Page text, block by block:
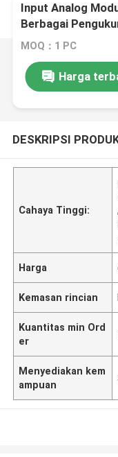
Input Analog
Berbagai
MOQ：1 PC
Harga
DESKRIPSI
Cahaya Tinggi:
,
Harga
Kemasan rincian
Kuantitas min Ord
er
Menyediakan kem
ampuan